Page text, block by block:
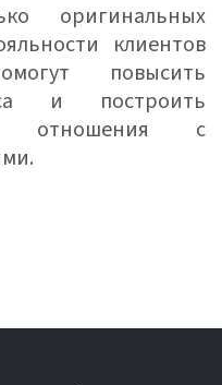
оригинальных
клиентов
повысить
и построить
отношения с